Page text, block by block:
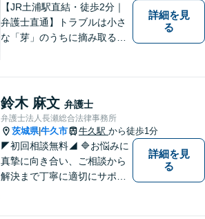
【JR土浦駅直結・徒歩2分｜
弁護士直通】トラブルは小さ
な「芽」のうちに摘み取るこ
詳細を見
る
鈴木 麻文 弁護士
弁護士法人長瀬総合法律事務所
茨城県|牛久市 牛久駅 から徒歩1分
◤初回相談無料◢ 🔷お悩みに
真摯に向き合い、ご相談から
解決まで丁寧に適切にサポー
詳細を見
る